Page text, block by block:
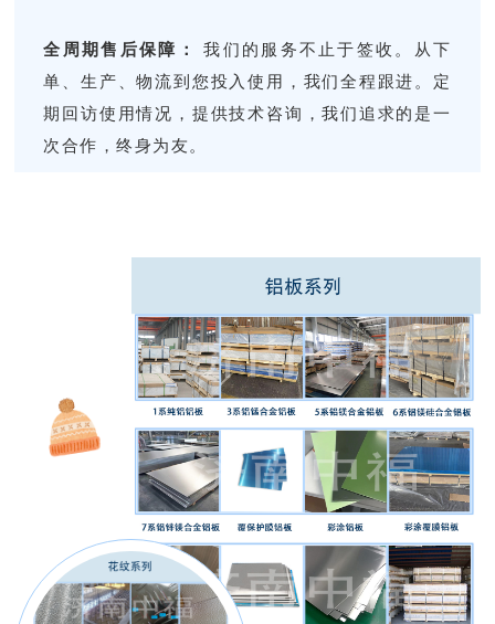
全周期售后保障：
我们的服务不止于签收。从下
单、生产、物流到您投入使用，我们全程跟进。定
期回访使用情况，提供技术咨询，我们追求的是一
次合作，终身为友。